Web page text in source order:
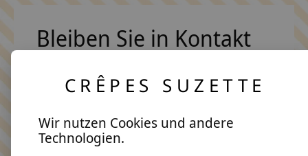
Bleiben Sie in Kontakt
Keine Sorge, wir übertreiben es nicht
CRÊPES SUZETTE
Wir nutzen Cookies und andere
Technologien.